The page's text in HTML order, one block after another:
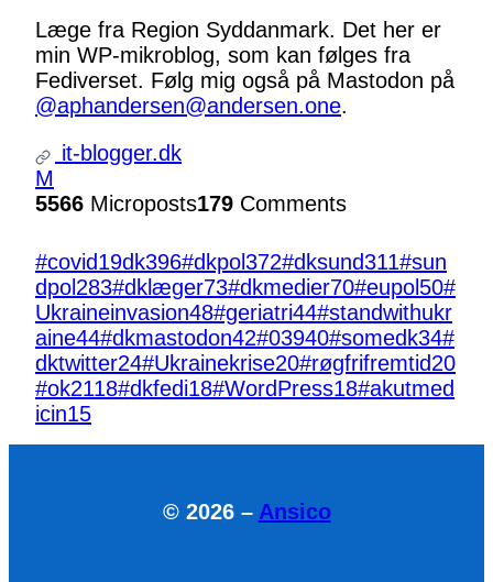
Læge fra Region Syddanmark. Det her er
min WP-mikroblog, som kan følges fra
Fediverset. Følg mig også på Mastodon på
@aphandersen@andersen.one.
it-blogger.dk
M
5566 Microposts179 Comments
#covid19dk396#dkpol372#dksund311#sun
dpol 283#dklæger73#dkmedier70#eupol 50#
Ukraineinvasion48#geriatri44#standwithukr
aine44#dkmastodon42#03940#somedk34#
dktwitter24#Ukrainekrise20#røgfrifremtid20
#ok2118#dkfedi18#WordPress18#akutmed
icin15
© 2026 – Ansico